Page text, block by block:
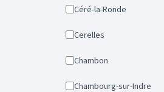
Céré-la-Ronde
Cerelles
Chambon
Chambourg-sur-Indre